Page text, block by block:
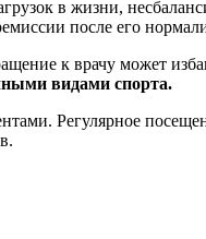
в жизни,
после его
к врачу может
видами спорта.
Регулярное